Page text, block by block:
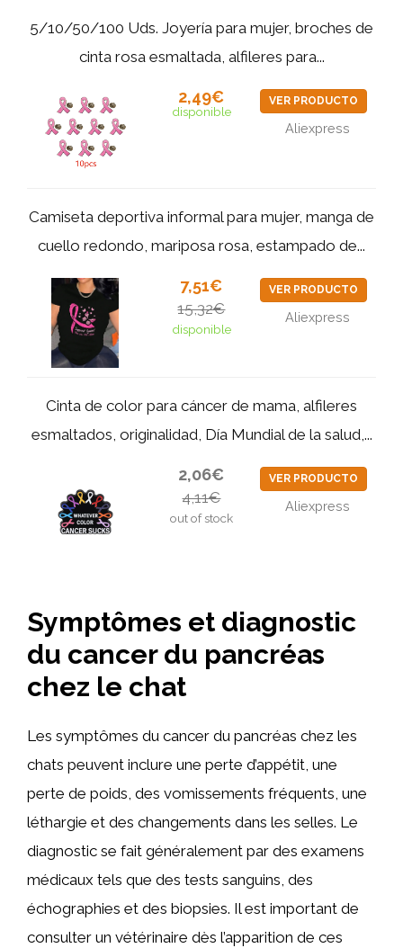
5/10/50/100 Uds. Joyería para mujer, broches de
cinta rosa esmaltada, alfileres para...
2,49€
disponible
VER PRODUCTO
Aliexpress
Camiseta deportiva informal para mujer, manga de
cuello redondo, mariposa rosa, estampado de...
7,51€
15,32€
disponible
VER PRODUCTO
Aliexpress
Cinta de color para cáncer de mama, alfileres
esmaltados, originalidad, Día Mundial de la salud,...
2,06€
4,11€
out of stock
VER PRODUCTO
Aliexpress
Symptômes et diagnostic
du cancer du pancréas
chez le chat
Les symptômes du cancer du pancréas chez les
chats peuvent inclure une perte d’appétit, une
perte de poids, des vomissements fréquents, une
léthargie et des changements dans les selles. Le
diagnostic se fait généralement par des examens
médicaux tels que des tests sanguins, des
échographies et des biopsies. Il est important de
consulter un vétérinaire dès l’apparition de ces